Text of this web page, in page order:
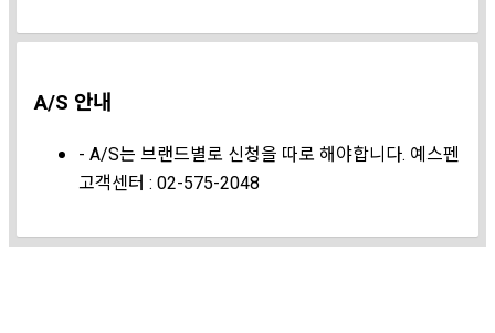
A/S 안내
- A/S는 브랜드별로 신청을 따로 해야합니다. 예스펜
고객센터 : 02-575-2048